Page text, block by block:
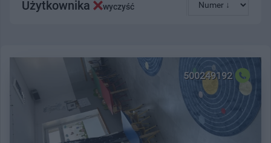
Użytkownika wyczyść
500249192